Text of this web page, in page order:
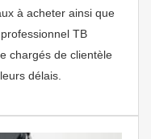
à acheter ainsi que
TB
chargés de clientèle
délais.